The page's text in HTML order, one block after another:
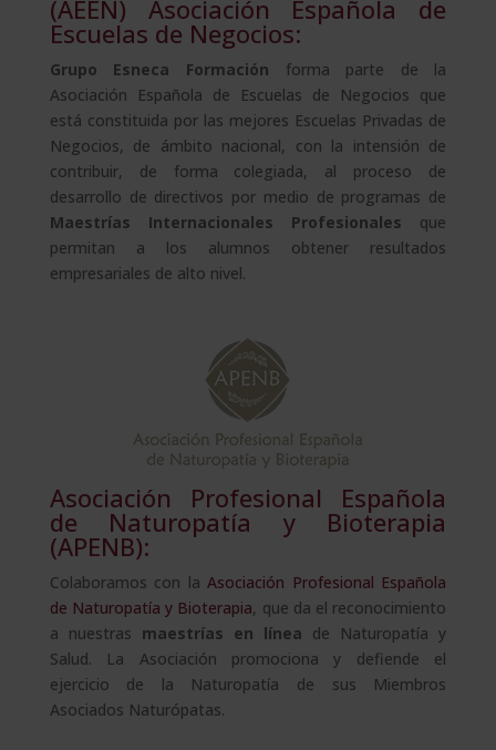
(AEEN) Asociación Española de
Escuelas de Negocios:
Grupo Esneca Formación forma parte de la
Asociación Española de Escuelas de Negocios que
está constituida por las mejores Escuelas Privadas de
Negocios, de ámbito nacional, con la intensión de
contribuir, de forma colegiada, al proceso de
desarrollo de directivos por medio de programas de
Maestrías Internacionales Profesionales que
permitan a los alumnos obtener resultados
empresariales de alto nivel.
Asociación Profesional Española
de Naturopatía y Bioterapia
(APENB):
Colaboramos con laAsociación Profesional Española
de Naturopatía y Bioterapia, que da el reconocimiento
a nuestras maestrías en línea de Naturopatía y
Salud. La Asociación promociona y defiende el
ejercicio de la Naturopatía de sus Miembros
Asociados Naturópatas.